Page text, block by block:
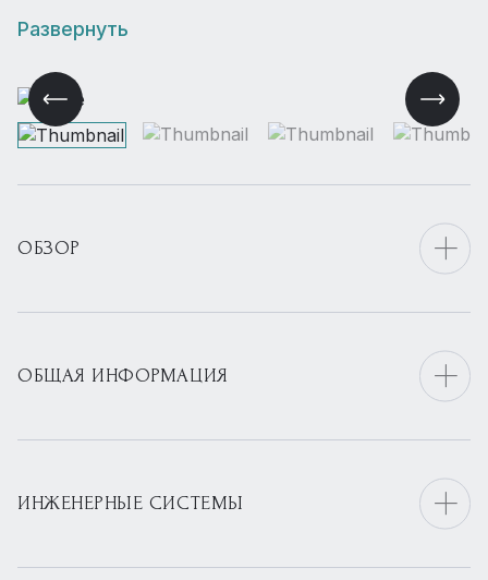
необходимо. Особую атмосферу «Загорья»
камерная среда закрытого сообщества.
Развернуть
ОБЗОР
ОБЩАЯ ИНФОРМАЦИЯ
ИНЖЕНЕРНЫЕ СИСТЕМЫ